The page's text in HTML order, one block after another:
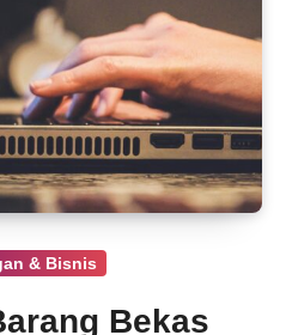
& Bisnis
Bekas